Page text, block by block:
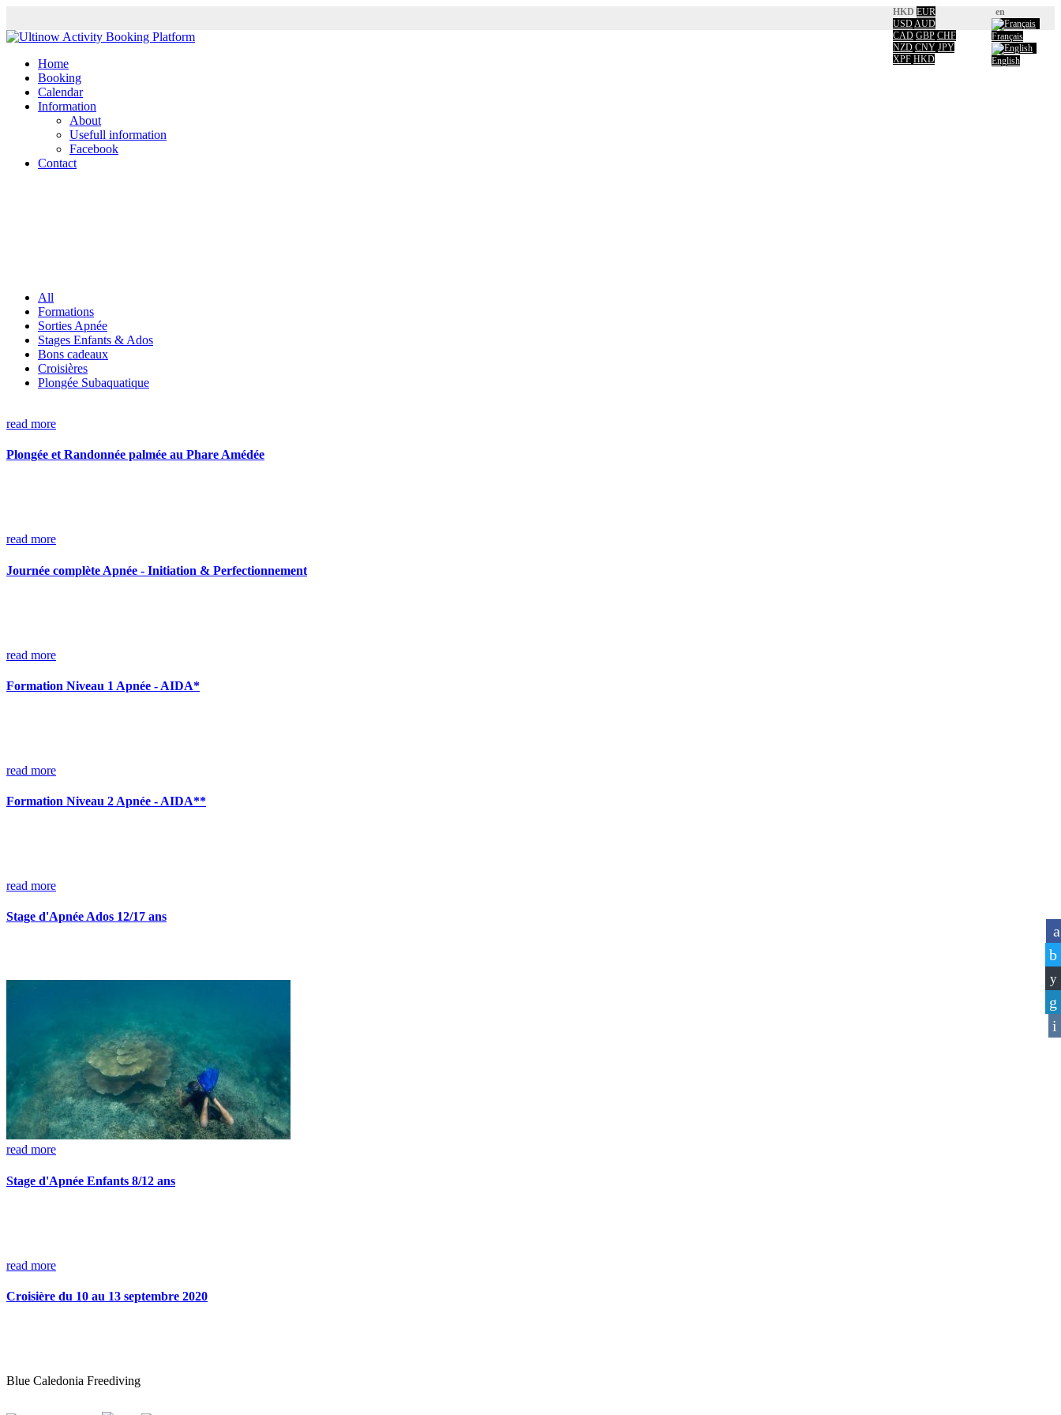
en
Français
English
HKD EUR
USDAUD
CAD GBP CHF
NZD CNY JPY
XPF HKD
Home
Booking
Calendar
Information
About
Usefull information
Facebook
Contact
All
Formations
Sorties Apnée
Stages Enfants & Ados
Bons cadeaux
Croisières
Plongée Subaquatique
read more
Plongée et Randonnée palmée au Phare Amédée
read more
Journée complète Apnée - Initiation & Perfectionnement
read more
Formation Niveau 1 Apnée - AIDA*
read more
Formation Niveau 2 Apnée - AIDA**
read more
Stage d'Apnée Ados 12/17 ans
read more
Stage d'Apnée Enfants 8/12 ans
read more
Croisière du 10 au 13 septembre 2020
Blue Caledonia Freediving